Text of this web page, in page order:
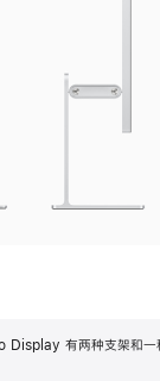
Display 有两种支架和一